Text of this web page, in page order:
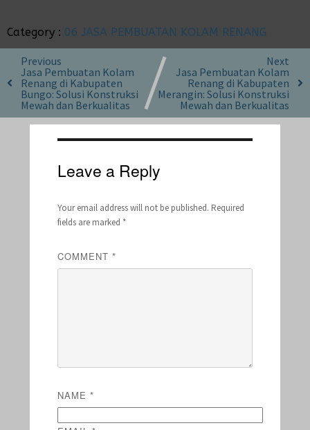
Category : 06 JASA PEMBUATAN KOLAM RENANG
Previous
Jasa Pembuatan Kolam
Renang di Kabupaten
Bungo: Solusi Konstruksi
Mewah dan Berkualitas
Next
Jasa Pembuatan Kolam
Renang di Kabupaten
Merangin: Solusi Konstruksi
Mewah dan Berkualitas
Leave a Reply
Your email address will not be published. Required
fields are marked *
COMMENT *
NAME *